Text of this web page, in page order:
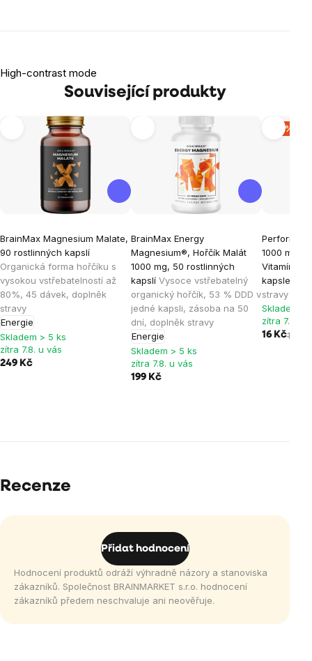
High-contrast mode
Související produkty
BrainMax Magnesium Malate,
90 rostlinných kapslí
Organická forma hořčíku s
vysokou vstřebatelností až
80%, 45 dávek, doplněk
stravy
Energie
Skladem > 5 ks
zítra 7.8. u vás
249 Kč
BrainMax Energy
Magnesium®, Hořčík Malát
1000 mg, 50 rostlinných
kapslí Vysoce vstřebatelný
organický hořčík, 53 % DDD v
jedné kapsli, zásoba na 50
dní, doplněk stravy
Energie
Skladem > 5 ks
zítra 7.8. u vás
199 Kč
-16 %
1000 mg,
Vitamín
kapsle,
stravy
Skladem >
zítra 7.8. u
16 Kč19 Kč
Recenze
Přidat hodnocení
Hodnocení produktů odráží výhradně názory a stanoviska
zákazníků. Společnost BRAINMARKET s.r.o. hodnocení
zákazníků předem neschvaluje ani neověřuje.